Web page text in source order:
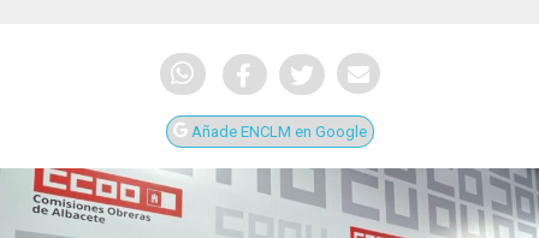
Añade ENCLM en Google